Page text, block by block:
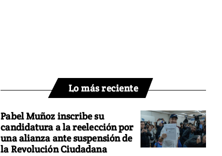
Lo más reciente
Pabel Muñoz inscribe su
candidatura a la reelección por
una alianza ante suspensión de
la Revolución Ciudadana